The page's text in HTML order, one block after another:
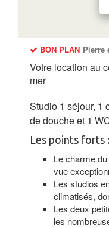
BON PLAN Pierre
Votre location au
mer
Studio 1 séjour, 1
de douche et 1
Les points forts :
Le charme
vue
Les studios
climatisés,
Les deux
les